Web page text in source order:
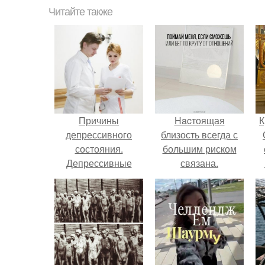
Читайте также
Причины
депрессивного
состояния.
Депрессивные
состояния и их
основные виды
Hacтоящая
близость всегда с
большим риском
связана.